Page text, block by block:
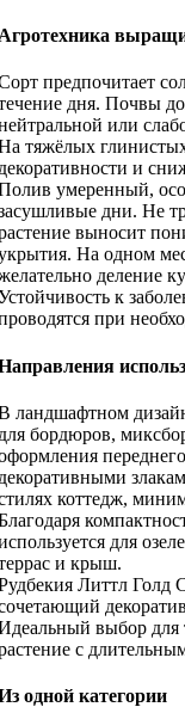
предпочитает
дня. Почвы
или
тяжёлых
и
умеренный,
дни. Не
выносит
На одном
деление
к
при
ландшафтном
бордюров,
коттедж,
для
и крыш.
Литтл Голд
выбор для
с
одной категории